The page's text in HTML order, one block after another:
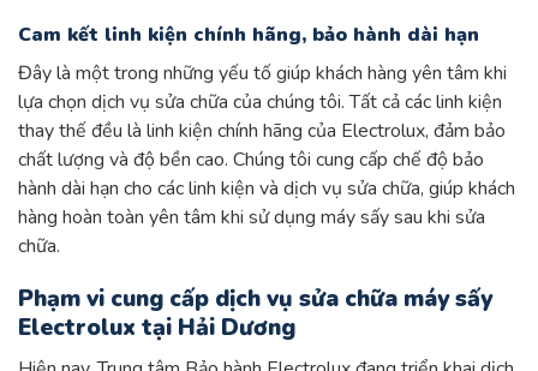
Cam kết linh kiện chính hãng, bảo hành dài hạn
Đây là một trong những yếu tố giúp khách hàng yên tâm khi
lựa chọn dịch vụ sửa chữa của chúng tôi. Tất cả các linh kiện
thay thế đều là linh kiện chính hãng của Electrolux, đảm bảo
chất lượng và độ bền cao. Chúng tôi cung cấp chế độ bảo
hành dài hạn cho các linh kiện và dịch vụ sửa chữa, giúp khách
hàng hoàn toàn yên tâm khi sử dụng máy sấy sau khi sửa
chữa.
Phạm vi cung cấp dịch vụ sửa chữa máy sấy
Electrolux tại Hải Dương